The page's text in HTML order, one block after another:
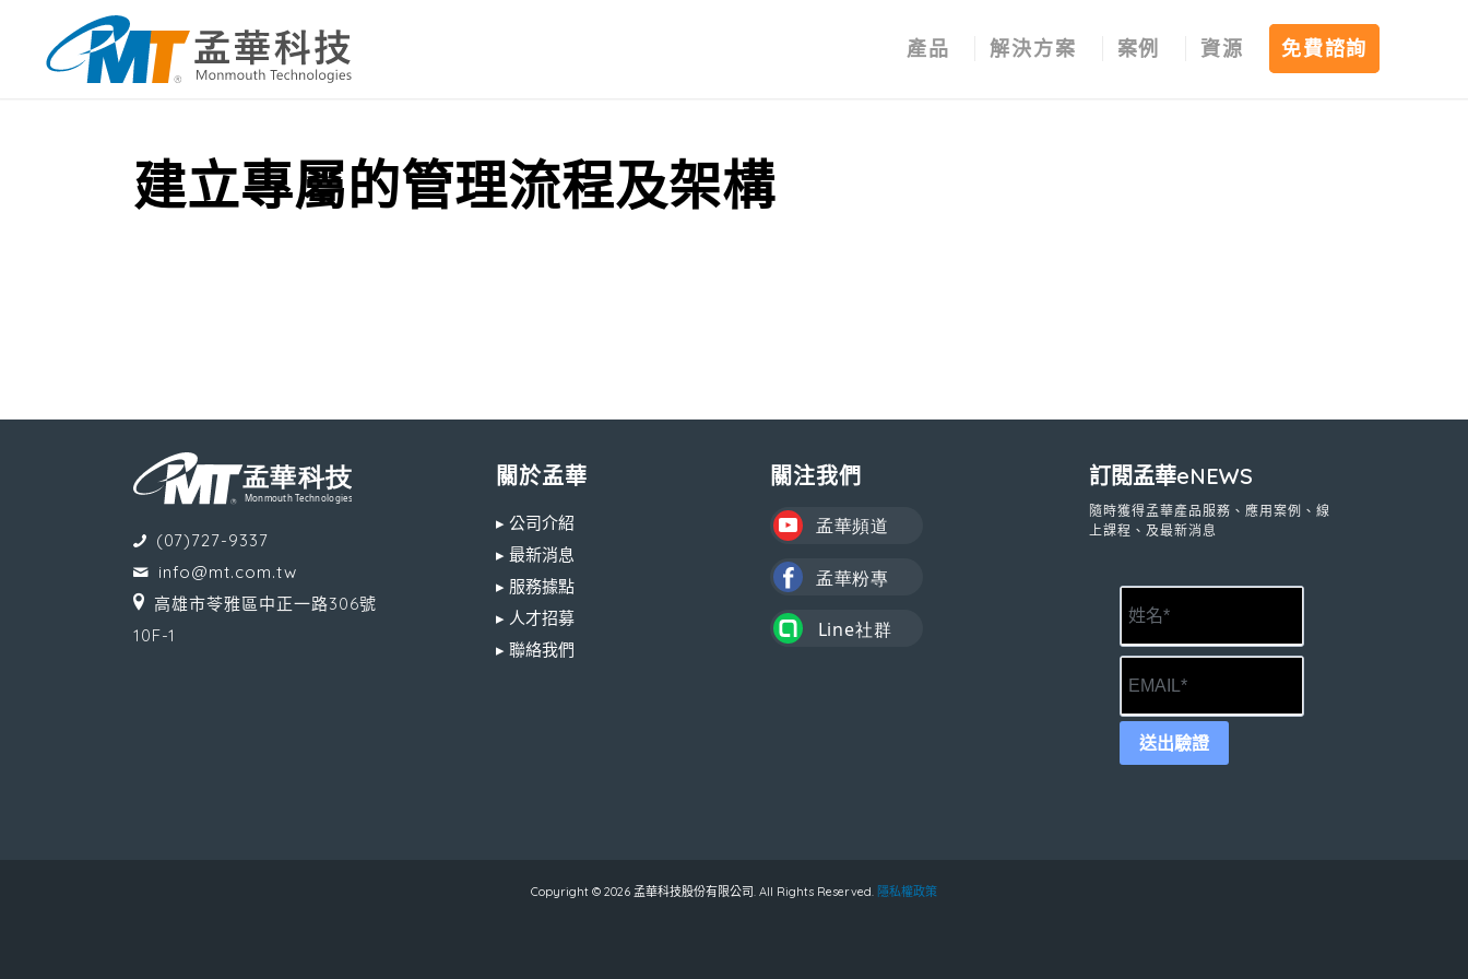
產品 解決方案 案例 資源 免費諮詢
建立專屬的管理流程及架構
(07)727-9337
info@mt.com.tw
高雄市苓雅區中正一路306號
10F-1
關於孟華
▸ 公司介紹
▸ 最新消息
▸ 服務據點
▸ 人才招募
▸ 聯絡我們
關注我們 訂閱孟華eNEWS
隨時獲得孟華產品服務、應用案例、線
上課程、及最新消息
送出驗證
Copyright © 2026 孟華科技股份有限公司. All Rights Reserved. 隱私權政策